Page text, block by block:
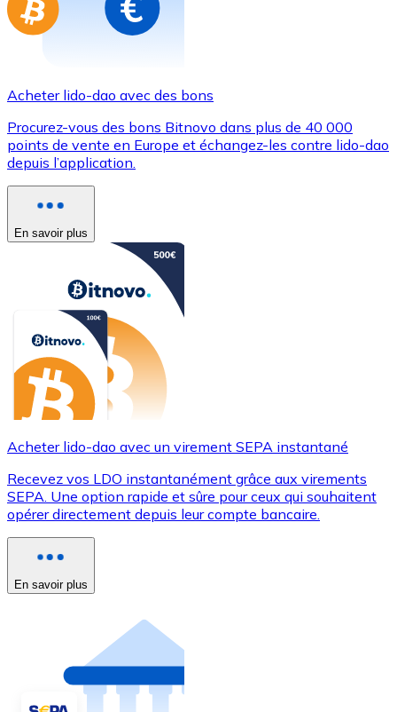
Acheter lido-dao avec des bons
Procurez-vous des bons Bitnovo dans plus de 40 000
points de vente en Europe et échangez-les contre lido-dao
depuis l’application.
En savoir plus
Acheter lido-dao avec un virement SEPA instantané
Recevez vos LDO instantanément grâce aux virements
SEPA. Une option rapide et sûre pour ceux qui souhaitent
opérer directement depuis leur compte bancaire.
En savoir plus